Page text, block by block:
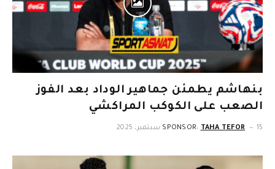
بنهاشم يطمئن جماهير الوداد بعد الفوز
الصعب على الكوكب المراكشي
SPONSOR: TAHA TEFOR 15 سبتمبر، 2025